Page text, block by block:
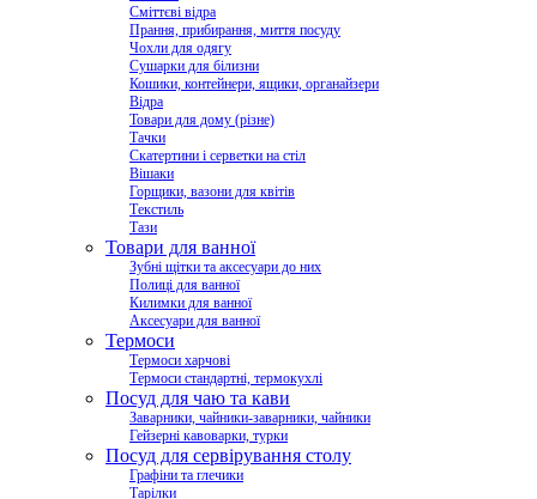
Сміттєві відра
Прання, прибирання, миття посуду
Чохли для одягу
Сушарки для білизни
Кошики, контейнери, ящики, органайзери
Відра
Товари для дому (різне)
Тачки
Скатертини і серветки на стіл
Вішаки
Горщики, вазони для квітів
Текстиль
Тази
Товари для ванної
Зубні щітки та аксесуари до них
Полиці для ванної
Килимки для ванної
Аксесуари для ванної
Термоси
Термоси харчові
Термоси стандартні, термокухлі
Посуд для чаю та кави
Заварники, чайники-заварники, чайники
Гейзерні кавоварки, турки
Посуд для сервірування столу
Графіни та глечики
Тарілки